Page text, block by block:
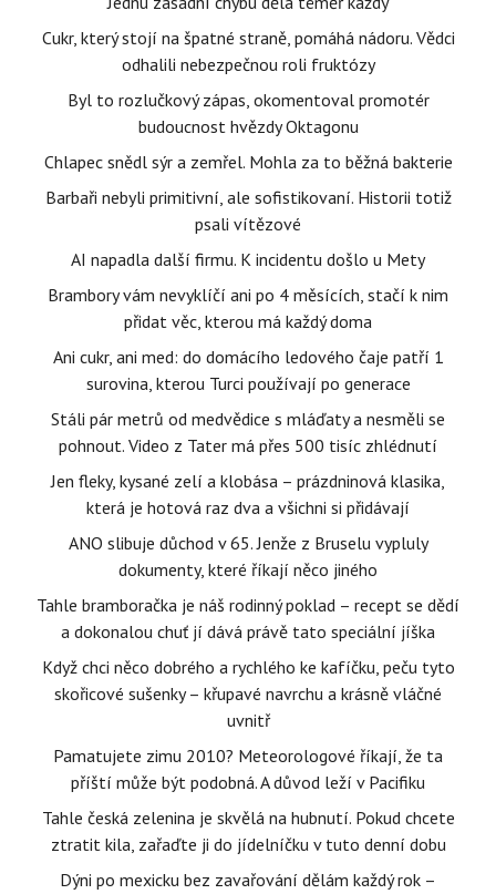
Cukr, který stojí na špatné straně, pomáhá nádoru. Vědci
odhalili nebezpečnou roli fruktózy
Byl to rozlučkový zápas, okomentoval promotér
budoucnost hvězdy Oktagonu
Chlapec snědl sýr a zemřel. Mohla za to běžná bakterie
Barbaři nebyli primitivní, ale sofistikovaní. Historii totiž
psali vítězové
AI napadla další firmu. K incidentu došlo u Mety
Brambory vám nevyklíčí ani po 4 měsících, stačí k nim
přidat věc, kterou má každý doma
Ani cukr, ani med: do domácího ledového čaje patří 1
surovina, kterou Turci používají po generace
Stáli pár metrů od medvědice s mláďaty a nesměli se
pohnout. Video z Tater má přes 500 tisíc zhlédnutí
Jen fleky, kysané zelí a klobása – prázdninová klasika,
která je hotová raz dva a všichni si přidávají
ANO slibuje důchod v 65. Jenže z Bruselu vypluly
dokumenty, které říkají něco jiného
Tahle bramboračka je náš rodinný poklad – recept se dědí
a dokonalou chuť jí dává právě tato speciální jíška
Když chci něco dobrého a rychlého ke kafíčku, peču tyto
skořicové sušenky – křupavé navrchu a krásně vláčné
uvnitř
Pamatujete zimu 2010? Meteorologové říkají, že ta
příští může být podobná. A důvod leží v Pacifiku
Tahle česká zelenina je skvělá na hubnutí. Pokud chcete
ztratit kila, zařaďte ji do jídelníčku v tuto denní dobu
Dýni po mexicku bez zavařování dělám každý rok –